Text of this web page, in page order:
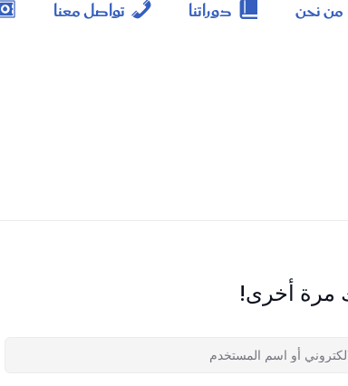
من نحن دوراتنا تواصل معنا
مرة أخرى!